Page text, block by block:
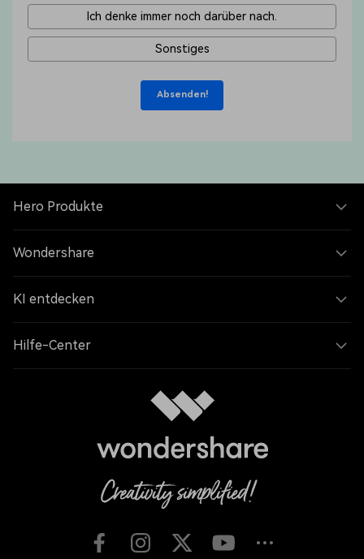
Ich denke immer noch darüber nach.
Sonstiges
Absenden!
Hero Produkte
Wondershare
KI entdecken
Hilfe-Center